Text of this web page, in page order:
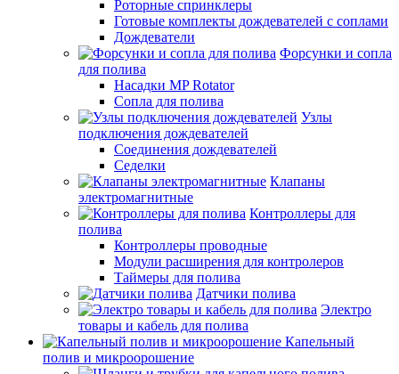
Роторные спринклеры
Готовые комплекты дождевателей с соплами
Дождеватели
Форсунки и сопла
для полива
Насадки MP Rotator
Сопла для полива
Узлы
подключения дождевателей
Соединения дождевателей
Седелки
Клапаны
электромагнитные
Контроллеры для
полива
Контроллеры проводные
Модули расширения для контролеров
Таймеры для полива
Датчики полива
Электро
товары и кабель для полива
Капельный
полив и микроорошение